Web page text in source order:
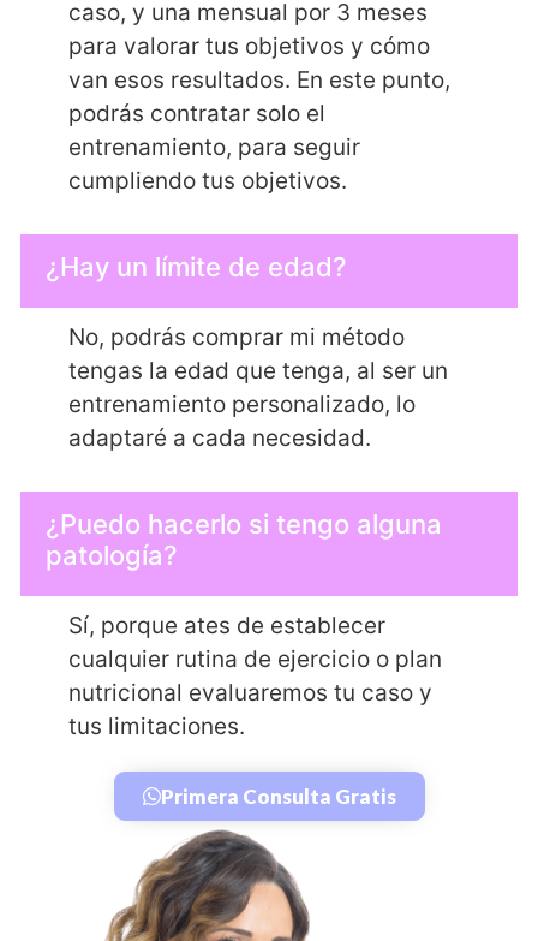
caso, y una mensual por 3 meses
para valorar tus objetivos y cómo
van esos resultados. En este punto,
podrás contratar solo el
entrenamiento, para seguir
cumpliendo tus objetivos.
¿Hay un límite de edad?
No, podrás comprar mi método
tengas la edad que tenga, al ser un
entrenamiento personalizado, lo
adaptaré a cada necesidad.
¿Puedo hacerlo si tengo alguna
patología?
Sí, porque ates de establecer
cualquier rutina de ejercicio o plan
nutricional evaluaremos tu caso y
tus limitaciones.
Primera Consulta Gratis